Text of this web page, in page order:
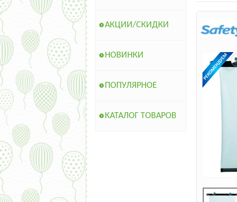
АКЦИИ/СКИДКИ
НОВИНКИ
ПОПУЛЯРНОЕ
КАТАЛОГ ТОВАРОВ